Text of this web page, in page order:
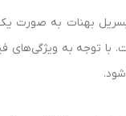
بهنات به صورت
با توجه به ویژگی‌های